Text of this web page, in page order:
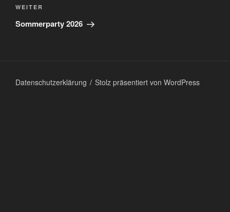
Nächster
Beitrag
WEITER
Sommerparty 2026
Datenschutzerklärung Stolz präsentiert von WordPress